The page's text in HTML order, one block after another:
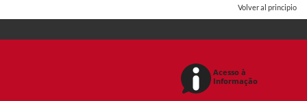
Volver al principio